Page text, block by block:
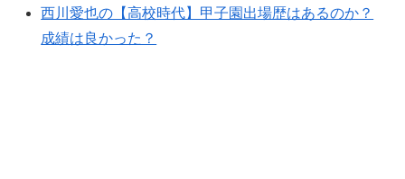
西川愛也の【高校時代】甲子園出場歴はあるのか？
成績は良かった？